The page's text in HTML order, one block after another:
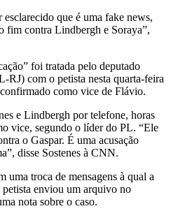
que é uma fake news,
fim contra Lindbergh e Soraya”,
foi tratada pelo deputado
RJ) com o petista nesta quarta-feira
como vice de Flávio.
e Lindbergh por telefone, horas
vice, segundo o líder do PL. “Ele
o Gaspar. É uma acusação
disse Sostenes à CNN.
uma troca de mensagens à qual a
enviou um arquivo no
nota sobre o caso.